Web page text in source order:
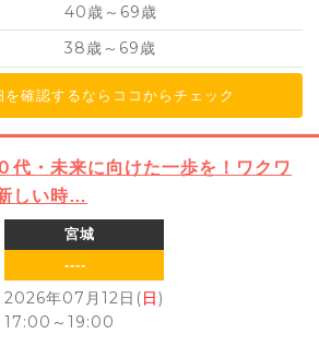
40歳～ 69歳
38歳～ 69歳
を確認するならココからチェック
代・未来に向けた一歩を！ワクワ
しい時…
宮城
----
2026年07月12日(日)
17:00 ～ 19:00